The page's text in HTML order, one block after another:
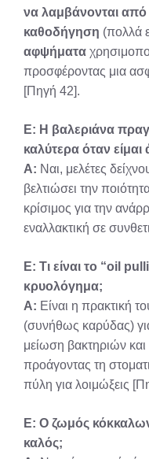
να λαμβάνονται από
καθοδήγηση (πολλά
αφψήματα
προσφέροντας μια
[Πηγή 42].
Ε: Η βαλεριάνα
καλύτερα όταν
Α: Ναι, μελέτες
βελτιώσει την
κρίσιμος για την
εναλλακτική σε
Ε: Τι είναι το “oil
κρυολόγημα;
Α: Είναι η πρακτική
(συνήθως καρύδας)
μείωση βακτηριών
προάγοντας τη
πύλη για λοιμώξεις
Ε: Ο ζωμός
καλός;